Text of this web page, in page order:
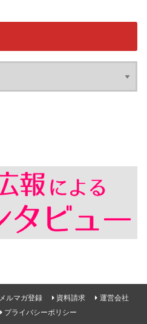
メルマガ登録 資料請求
運営会社
プライバシーポリシー